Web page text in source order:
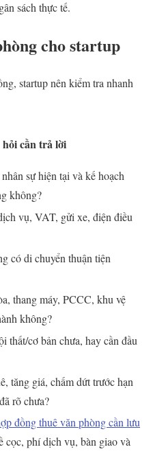
sách thực tế.
cho startup
startup nên kiểm tra nhanh
cần trả lời
sự hiện tại và kế hoạch
không?
vụ, VAT, gửi xe, điện điều
có di chuyển thuận tiện
thang máy, PCCC, khu vệ
không?
thất/cơ bản chưa, hay cần đầu
tăng giá, chấm dứt trước hạn
rõ chưa?
đồng thuê văn phòng cần lưu
cọc, phí dịch vụ, bàn giao và